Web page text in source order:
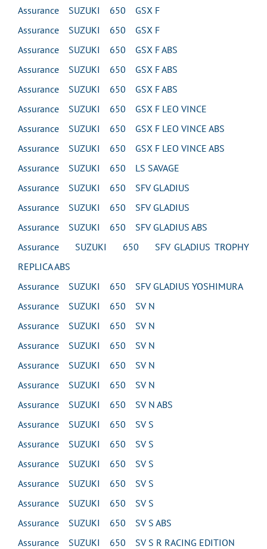
Assurance SUZUKI 650 GSX F
Assurance SUZUKI 650 GSX F
Assurance SUZUKI 650 GSX F ABS
Assurance SUZUKI 650 GSX F ABS
Assurance SUZUKI 650 GSX F ABS
Assurance SUZUKI 650 GSX F LEO VINCE
Assurance SUZUKI 650 GSX F LEO VINCE ABS
Assurance SUZUKI 650 GSX F LEO VINCE ABS
Assurance SUZUKI 650 LS SAVAGE
Assurance SUZUKI 650 SFV GLADIUS
Assurance SUZUKI 650 SFV GLADIUS
Assurance SUZUKI 650 SFV GLADIUS ABS
Assurance SUZUKI 650 SFV GLADIUS TROPHY
REPLICA ABS
Assurance SUZUKI 650 SFV GLADIUS YOSHIMURA
Assurance SUZUKI 650 SV N
Assurance SUZUKI 650 SV N
Assurance SUZUKI 650 SV N
Assurance SUZUKI 650 SV N
Assurance SUZUKI 650 SV N
Assurance SUZUKI 650 SV N ABS
Assurance SUZUKI 650 SV S
Assurance SUZUKI 650 SV S
Assurance SUZUKI 650 SV S
Assurance SUZUKI 650 SV S
Assurance SUZUKI 650 SV S
Assurance SUZUKI 650 SV S ABS
Assurance SUZUKI 650 SV S R RACING EDITION